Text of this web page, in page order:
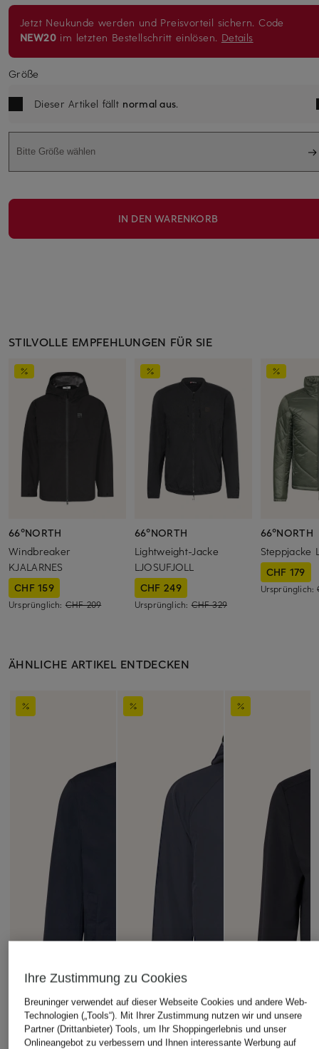
Jetzt Neukunde werden und Preisvorteil sichern. Code
NEW20 im letzten Bestellschritt einlösen. Details
Größe
Dieser Artikel fällt normal aus.
Bitte Größe wählen
IN DEN WARENKORB
STILVOLLE EMPFEHLUNGEN FÜR SIE
66°NORTH
Windbreaker
KJALARNES
CHF 159
Ursprünglich: CHF 209
66°NORTH
Lightweight-Jacke
LJOSUFJOLL
CHF 249
Ursprünglich:CHF 329
66°NORTH
Steppjacke
CHF 179
Ursprünglich:
ÄHNLICHE ARTIKEL ENTDECKEN
Ihre Zustimmung zu Cookies
Breuninger verwendet auf dieser Webseite Cookies und andere Web-
Technologien („Tools“). Mit Ihrer Zustimmung nutzen wir und unsere
Partner (Drittanbieter) Tools, um Ihr Shoppingerlebnis und unser
Onlineangebot zu verbessern und Ihnen interessante Werbung auf